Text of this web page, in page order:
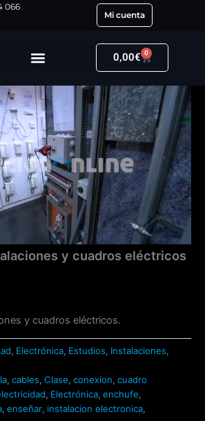
066
Mi cuenta
0,00€ 0
Carrito
y cuadros eléctricos
y cuadros eléctricos.
, Electrónica, Estudios, Instalaciones,
, cables, Clase, conexion, cuadro
, Electrónica, enchufe,
, enseñar, instalacion electronica,